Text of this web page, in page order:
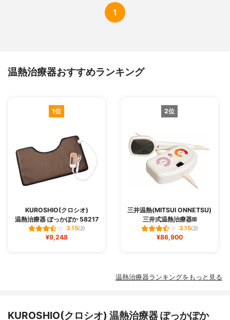
1
温熱治療器おすすめランキング
1位
KUROSHIO(クロシオ)
温熱治療器 ぽっかぽか 58217
3.15(2)
¥9,248
2位
三井温熱(MITSUI ONNETSU)
三井式温熱治療器III
3.15(2)
¥86,900
温熱治療器ランキングをもっと見る
KUROSHIO(クロシオ) 温熱治療器 ぽっかぽか